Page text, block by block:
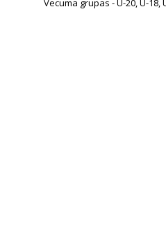
Vecuma grupas - U-20, U-18,